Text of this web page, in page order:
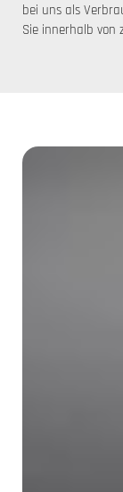
bei uns als
Sie innerhalb von